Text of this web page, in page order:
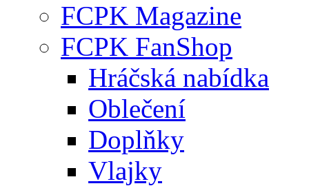
FCPK Magazine
FCPK FanShop
Hráčská nabídka
Oblečení
Doplňky
Vlajky